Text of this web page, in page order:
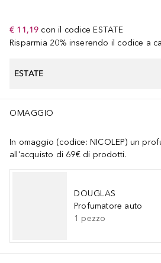
€ 11,19 con il codice ESTATE
Risparmia 20% inserendo il codice a
ESTATE
OMAGGIO
In omaggio (codice: NICOLEP) un
all'acquisto di 69€ di prodotti.
DOUGLAS
Profumatore auto
1 pezzo